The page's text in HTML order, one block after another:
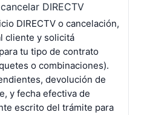
DIRECTV
DIRECTV o cancelación,
cliente y solicitá
tu tipo de contrato
o combinaciones).
devolución de
y fecha efectiva de
escrito del trámite para